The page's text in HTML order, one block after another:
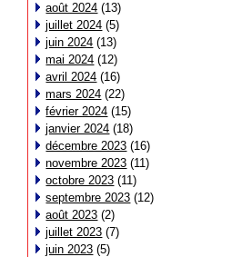
août 2024 (13)
juillet 2024 (5)
juin 2024 (13)
mai 2024 (12)
avril 2024 (16)
mars 2024 (22)
février 2024 (15)
janvier 2024 (18)
décembre 2023 (16)
novembre 2023 (11)
octobre 2023 (11)
septembre 2023 (12)
août 2023 (2)
juillet 2023 (7)
juin 2023 (5)